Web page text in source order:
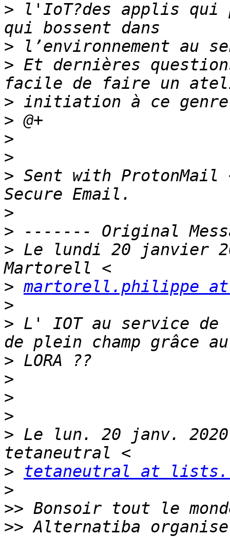
> l'IoT?des applis qui
>
> Et dernières
>
>
>
>
> Sent with ProtonMail
>
>
> Le lundi 20 janvier
> martorell.philippe at
>
> L' IOT au service de
>
>
>
>
> Le lun. 20 janv.
>
tetaneutral at
>
>>
>> Alternatiba